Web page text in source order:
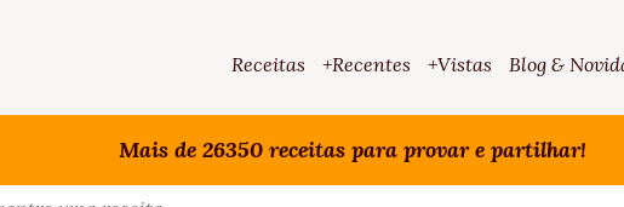
Receitas +Recentes +Vistas Blog &
Mais de 26350 receitas para provar e partilhar!